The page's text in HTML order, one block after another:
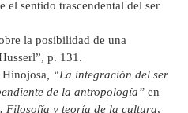
el sentido trascendental del ser
la posibilidad de una
p. 131.
, “La integración del ser
de la antropología” en
Filosofía y teoría de la cultura,